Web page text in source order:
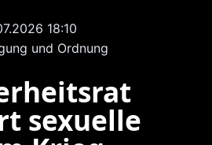
18:10
und Ordnung
sexuelle